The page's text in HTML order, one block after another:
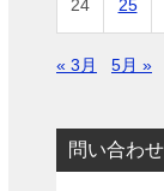
24 25
« 3月 5月 »
問い合わ